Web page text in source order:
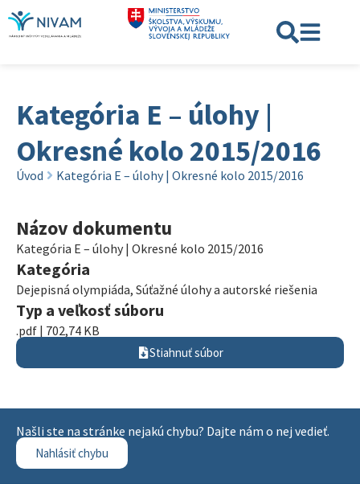
Kategória E – úlohy |
Okresné kolo 2015/2016
Úvod Kategória E – úlohy | Okresné kolo 2015/2016
Názov dokumentu
Kategória E – úlohy | Okresné kolo 2015/2016
Kategória
Dejepisná olympiáda, Súťažné úlohy a autorské riešenia
Typ a veľkosť súboru
.pdf | 702,74 KB
Stiahnuť súbor
Našli ste na stránke nejakú chybu? Dajte nám o nej vedieť.
Nahlásiť chybu